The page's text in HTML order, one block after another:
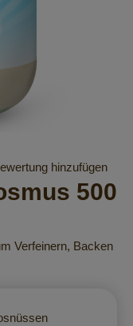
hinzufügen
500
Verfeinern, Backen